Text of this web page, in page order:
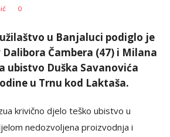
0
u Banjaluci podiglo je
Čambera (47) i Milana
ubistvo Duška Savanovića
u Trnu kod Laktaša.
krivično djelo teško ubistvo u
nedozvoljena proizvodnja i